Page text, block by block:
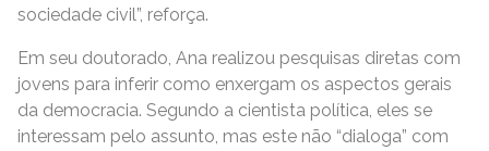
sociedade civil”, reforça.
Em seu doutorado, Ana realizou pesquisas diretas com
jovens para inferir como enxergam os aspectos gerais
da democracia. Segundo a cientista política, eles se
interessam pelo assunto, mas este não “dialoga” com